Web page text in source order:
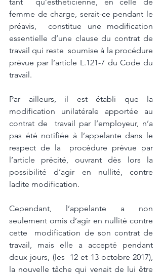
femme de charge, serait-ce pendant le
préavis,  constitue une modification
essentielle d’une clause du contrat de
travail qui reste  soumise à la procédure
prévue par l’article L.121-7 du Code du
travail.
Par ailleurs, il est établi que la
modification unilatérale apportée au
contrat de  travail par l’employeur, n’a
pas été notifiée à l’appelante dans le
respect de la  procédure prévue par
l’article précité, ouvrant dès lors la
possibilité d’agir en nullité, contre
ladite modification.
Cependant, l’appelante a non
seulement omis d’agir en nullité contre
cette  modification de son contrat de
travail, mais elle a accepté pendant
deux jours, (les  12 et 13 octobre 2017),
la nouvelle tâche qui venait de lui être